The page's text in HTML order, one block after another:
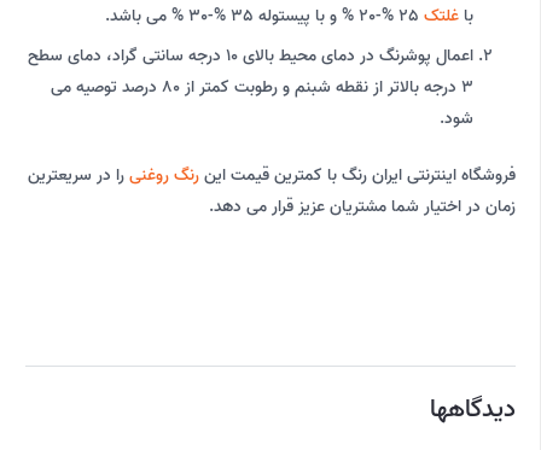
با غلتک
اعمال پوشرنگ در دمای محیط بالای 10 درجه سانتی گراد، دمای سطح
3 درجه بالاتر از نقطه شبنم و رطوبت کمتر از 80 درصد توصیه می
شود.
فروشگاه اینترنتی ایران رنگ با کمترین قیمت اینرنگ روغنیرا در سریعترین
زمان در اختیار شما مشتریان عزیز قرار می دهد.
دیدگاهها